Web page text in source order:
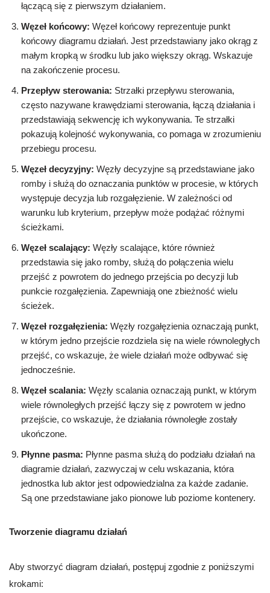
łączącą się z pierwszym działaniem.
Węzeł końcowy: Węzeł końcowy reprezentuje punkt
końcowy diagramu działań. Jest przedstawiany jako okrąg z
małym kropką w środku lub jako większy okrąg. Wskazuje
na zakończenie procesu.
Przepływ sterowania: Strzałki przepływu sterowania,
często nazywane krawędziami sterowania, łączą działania i
przedstawiają sekwencję ich wykonywania. Te strzałki
pokazują kolejność wykonywania, co pomaga w zrozumieniu
przebiegu procesu.
Węzeł decyzyjny: Węzły decyzyjne są przedstawiane jako
romby i służą do oznaczania punktów w procesie, w których
występuje decyzja lub rozgałęzienie. W zależności od
warunku lub kryterium, przepływ może podążać różnymi
ścieżkami.
Węzeł scalający: Węzły scalające, które również
przedstawia się jako romby, służą do połączenia wielu
przejść z powrotem do jednego przejścia po decyzji lub
punkcie rozgałęzienia. Zapewniają one zbieżność wielu
ścieżek.
Węzeł rozgałęzienia: Węzły rozgałęzienia oznaczają punkt,
w którym jedno przejście rozdziela się na wiele równoległych
przejść, co wskazuje, że wiele działań może odbywać się
jednocześnie.
Węzeł scalania: Węzły scalania oznaczają punkt, w którym
wiele równoległych przejść łączy się z powrotem w jedno
przejście, co wskazuje, że działania równoległe zostały
ukończone.
Płynne pasma: Płynne pasma służą do podziału działań na
diagramie działań, zazwyczaj w celu wskazania, która
jednostka lub aktor jest odpowiedzialna za każde zadanie.
Są one przedstawiane jako pionowe lub poziome kontenery.
Tworzenie diagramu działań
Aby stworzyć diagram działań, postępuj zgodnie z poniższymi
krokami: